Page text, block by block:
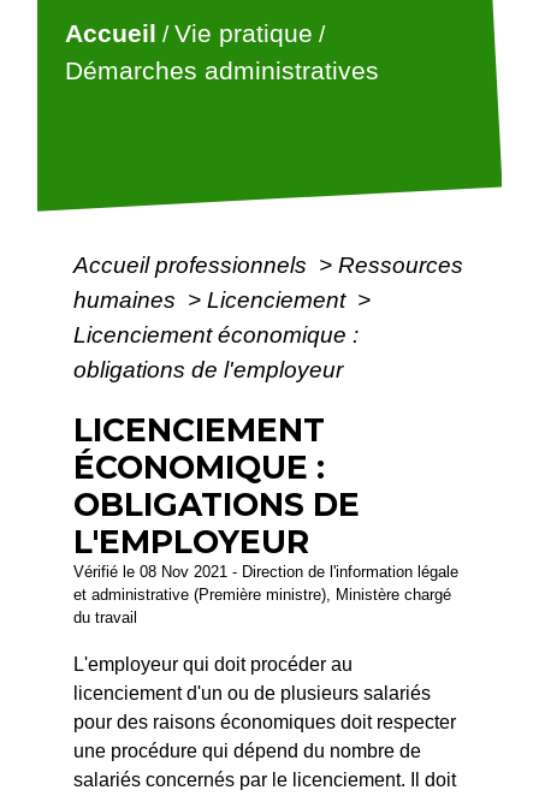
Accueil /Vie pratique /
Démarches administratives
Accueil professionnels > Ressources
humaines > Licenciement >
Licenciement économique :
obligations de l'employeur
LICENCIEMENT
ÉCONOMIQUE :
OBLIGATIONS DE
L'EMPLOYEUR
Vérifié le 08 Nov 2021 - Direction de l'information légale
et administrative (Première ministre), Ministère chargé
du travail
L'employeur qui doit procéder au
licenciement d'un ou de plusieurs salariés
pour des raisons économiques doit respecter
une procédure qui dépend du nombre de
salariés concernés par le licenciement. Il doit